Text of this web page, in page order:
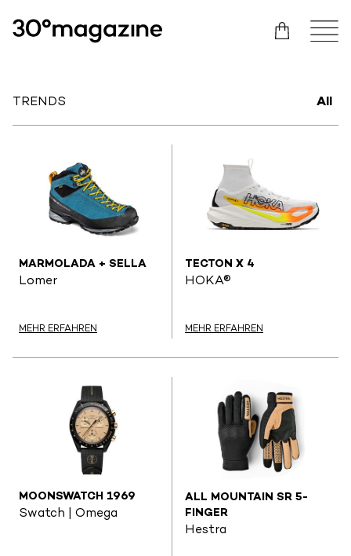
TRENDS All
MARMOLADA + SELLA
Lomer
MEHR ERFAHREN
TECTON X 4
HOKA®
MEHR ERFAHREN
MOONSWATCH 1969
Swatch | Omega
ALL MOUNTAIN SR 5-
FINGER
Hestra